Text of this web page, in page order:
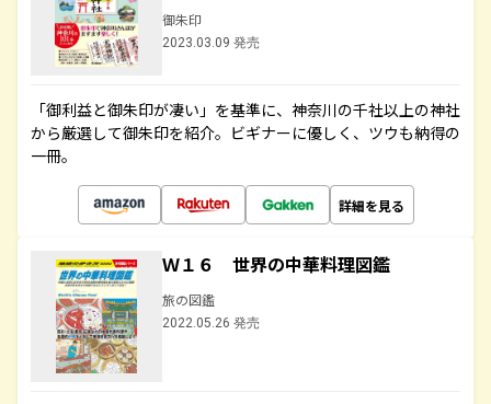
御朱印
2023.03.09 発売
「御利益と御朱印が凄い」を基準に、神奈川の千社以上の神社
から厳選して御朱印を紹介。ビギナーに優しく、ツウも納得の
一冊。
詳細を見る
Ｗ１６ 世界の中華料理図鑑
旅の図鑑
2022.05.26 発売